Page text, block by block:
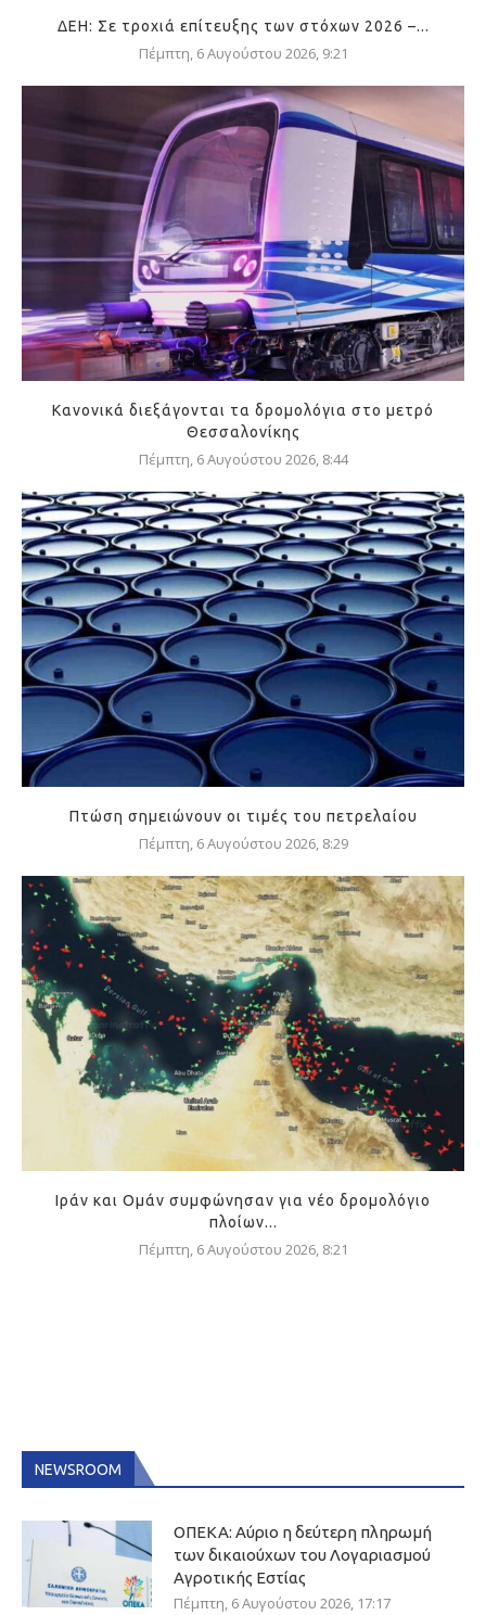
ΔΕΗ: Σε τροχιά επίτευξης των στόχων 2026 –...
Πέμπτη, 6 Αυγούστου 2026, 9:21
Κανονικά διεξάγονται τα δρομολόγια στο μετρό
Θεσσαλονίκης
Πέμπτη, 6 Αυγούστου 2026, 8:44
Πτώση σημειώνουν οι τιμές του πετρελαίου
Πέμπτη, 6 Αυγούστου 2026, 8:29
Ιράν και Ομάν συμφώνησαν για νέο δρομολόγιο
πλοίων...
Πέμπτη, 6 Αυγούστου 2026, 8:21
NEWSROOM
ΟΠΕΚΑ: Αύριο η δεύτερη πληρωμή
των δικαιούχων του Λογαριασμού
Αγροτικής Εστίας
Πέμπτη, 6 Αυγούστου 2026, 17:17